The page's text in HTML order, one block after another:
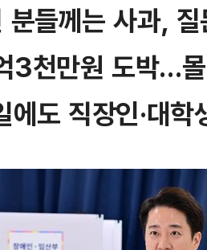
분들께는 사과,
3천만원 도박…
도 직장인·대학